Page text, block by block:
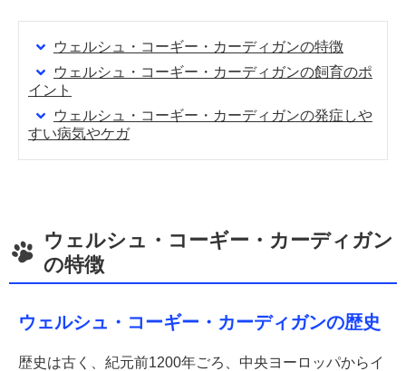
ウェルシュ・コーギー・カーディガンの特徴
ウェルシュ・コーギー・カーディガンの飼育のポ
イント
ウェルシュ・コーギー・カーディガンの発症しや
すい病気やケガ
ウェルシュ・コーギー・カーディガン
の特徴
ウェルシュ・コーギー・カーディガンの歴史
歴史は古く、紀元前1200年ごろ、中央ヨーロッパからイ